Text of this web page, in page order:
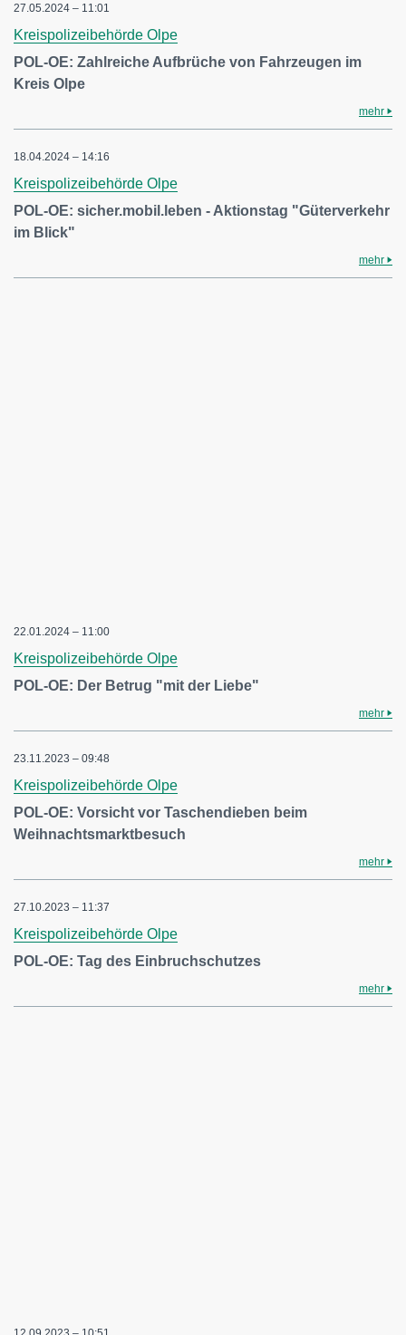
27.05.2024 – 11:01
Kreispolizeibehörde Olpe
POL-OE: Zahlreiche Aufbrüche von Fahrzeugen im
Kreis Olpe
mehr
18.04.2024 – 14:16
Kreispolizeibehörde Olpe
POL-OE: sicher.mobil.leben - Aktionstag "Güterverkehr
im Blick"
mehr
22.01.2024 – 11:00
Kreispolizeibehörde Olpe
POL-OE: Der Betrug "mit der Liebe"
mehr
23.11.2023 – 09:48
Kreispolizeibehörde Olpe
POL-OE: Vorsicht vor Taschendieben beim
Weihnachtsmarktbesuch
mehr
27.10.2023 – 11:37
Kreispolizeibehörde Olpe
POL-OE: Tag des Einbruchschutzes
mehr